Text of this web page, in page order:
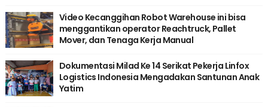
Video Kecanggihan Robot Warehouse ini bisa
menggantikan operator Reachtruck, Pallet
Mover, dan Tenaga Kerja Manual
Dokumentasi Milad Ke 14 Serikat Pekerja Linfox
Logistics Indonesia Mengadakan Santunan Anak
Yatim